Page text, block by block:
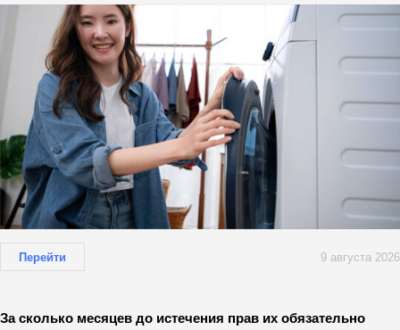
Перейти 9 августа 2026
За сколько месяцев до истечения прав их обязательно